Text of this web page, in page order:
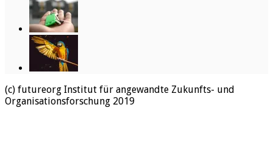
(c) futureorg Institut für angewandte Zukunfts- und
Organisationsforschung 2019